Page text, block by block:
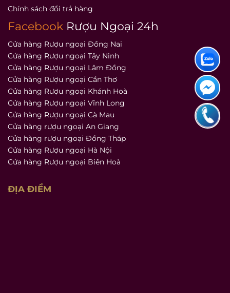
Chính sách đổi trả hàng
Facebook Rượu Ngoại 24h
Cửa hàng Rượu ngoại Đồng Nai
Cửa hàng Rượu ngoại Tây Ninh
Cửa hàng Rượu ngoại Lâm Đồng
Cửa hàng Rượu ngoại Cần Thơ
Cửa hàng Rượu ngoại Khánh Hoà
Cửa hàng Rượu ngoại Vĩnh Long
Cửa hàng Rượu ngoại Cà Mau
Cửa hàng rượu ngoại An Giang
Cửa hàng rượu ngoại Đồng Tháp
Cửa hàng Rượu ngoại Hà Nội
Cửa hàng Rượu ngoại Biên Hoà
ĐỊA ĐIỂM